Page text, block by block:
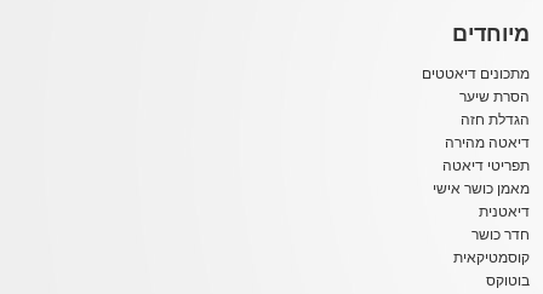
מיוחדים
מתכונים דיאטטים
הסרת שיער
הגדלת חזה
דיאטה מהירה
תפריטי דיאטה
מאמן כושר אישי
דיאטנית
חדר כושר
קוסמטיקאית
בוטוקס